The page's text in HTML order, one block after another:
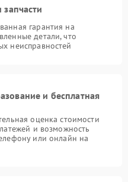
гарантия на
детали, что
неисправностей
и бесплатная
оценка стоимости
и возможность
или онлайн на